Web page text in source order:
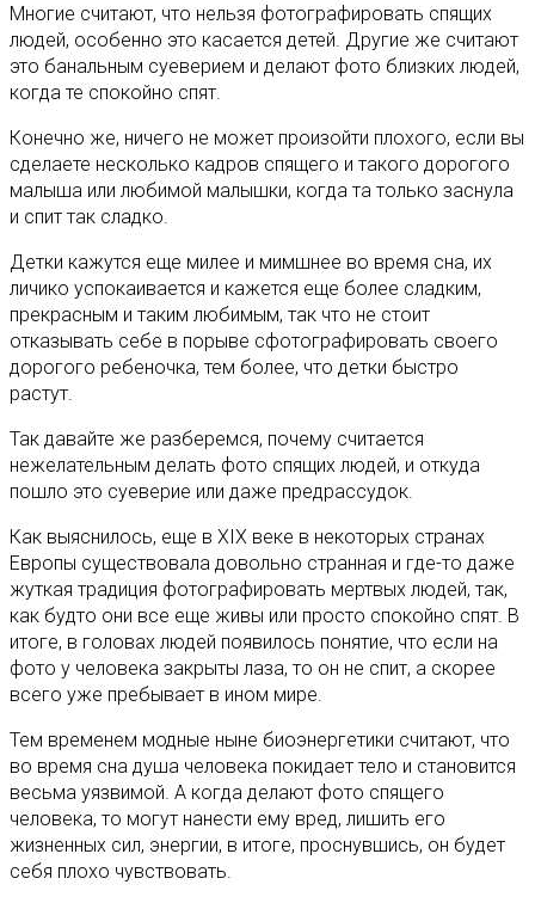
Многие считают, что нельзя фотографировать спящих
людей, особенно это касается детей. Другие же считают
это банальным суеверием и делают фото близких людей,
когда те спокойно спят.
Конечно же, ничего не может произойти плохого, если вы
сделаете несколько кадров спящего и такого дорогого
малыша или любимой малышки, когда та только заснула
и спит так сладко.
Детки кажутся еще милее и мимшнее во время сна, их
личико успокаивается и кажется еще более сладким,
прекрасным и таким любимым, так что не стоит
отказывать себе в порыве сфотографировать своего
дорогого ребеночка, тем более, что детки быстро
растут.
Так давайте же разберемся, почему считается
нежелательным делать фото спящих людей, и откуда
пошло это суеверие или даже предрассудок.
Как выяснилось, еще в XIX веке в некоторых странах
Европы существовала довольно странная и где-то даже
жуткая традиция фотографировать мертвых людей, так,
как будто они все еще живы или просто спокойно спят. В
итоге, в головах людей появилось понятие, что если на
фото у человека закрыты лаза, то он не спит, а скорее
всего уже пребывает в ином мире.
Тем временем модные ныне биоэнергетики считают, что
во время сна душа человека покидает тело и становится
весьма уязвимой. А когда делают фото спящего
человека, то могут нанести ему вред, лишить его
жизненных сил, энергии, в итоге, проснувшись, он будет
себя плохо чувствовать.